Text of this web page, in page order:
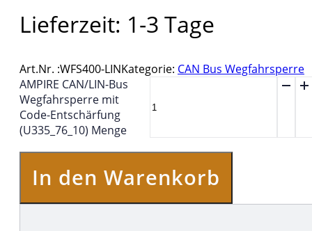
Lieferzeit: 1-3 Tage
Art.Nr. :WFS400-LINKategorie: CAN Bus Wegfahrsperre
AMPIRE CAN/LIN-Bus
Wegfahrsperre mit
Code-Entschärfung
(U335_76_10) Menge
In den Warenkorb